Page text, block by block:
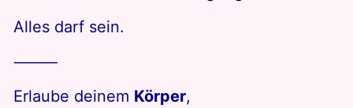
Alles darf sein.
⸻
Erlaube deinem Körper,